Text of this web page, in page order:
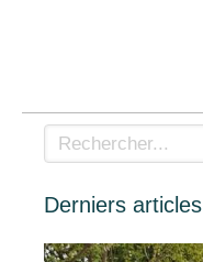
Rechercher
Derniers articles